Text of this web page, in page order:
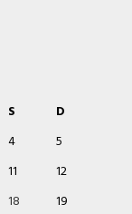
S
D
4
5
11
12
18
19